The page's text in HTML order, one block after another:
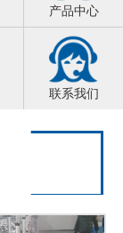
产品中心
联系我们